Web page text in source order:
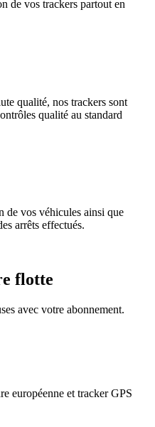
de vos trackers partout en
qualité, nos trackers sont
qualité au standard
de vos véhicules ainsi que
arrêts effectués.
flotte
avec votre abonnement.
européenne et tracker GPS